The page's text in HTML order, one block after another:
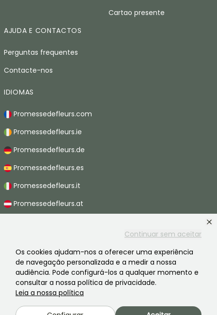
Continuar sem aceitar
Os cookies ajudam-nos a oferecer uma experiência
de navegação personalizada e a medir a nossa
audiência. Pode configurá-los a qualquer momento e
consultar a nossa política de privacidade.
Leia a nossa política
Cartao presente
AJUDA E CONTACTOS
Perguntas frequentes
Contacte-nos
IDIOMAS
Promessedefleurs.com
Promessedefleurs.ie
Promessedefleurs.de
Promessedefleurs.es
Promessedefleurs.it
Promessedefleurs.at
Promessedefleurs.ch
Avisos legais
CGV- Privacidade